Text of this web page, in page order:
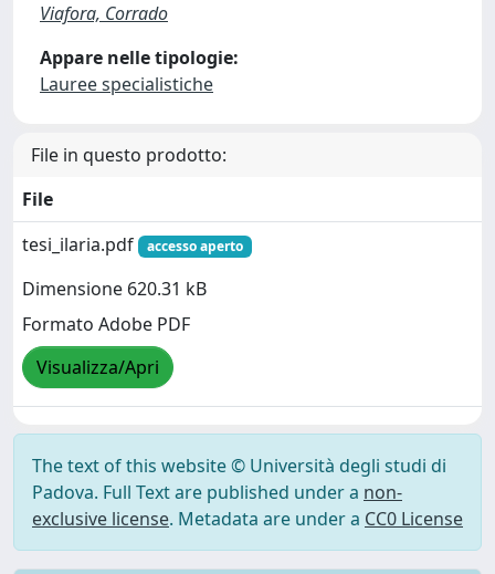
Viafora, Corrado
Appare nelle tipologie:
Lauree specialistiche
File in questo prodotto:
File
tesi_ilaria.pdf
accesso aperto
Dimensione 620.31 kB
Formato Adobe PDF
Visualizza/Apri
The text of this website © Università degli studi di
Padova. Full Text are published under a non-
exclusive license. Metadata are under a CC0 License